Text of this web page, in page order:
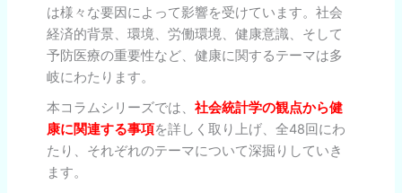
は様々な要因によって影響を受けています。社会
経済的背景、環境、労働環境、健康意識、そして
予防医療の重要性など、健康に関するテーマは多
岐にわたります。
本コラムシリーズでは、 社会統計学の観点から健
康に関連する事項を詳しく取り上げ、全48回にわ
たり、それぞれのテーマについて深掘りしていき
ます。